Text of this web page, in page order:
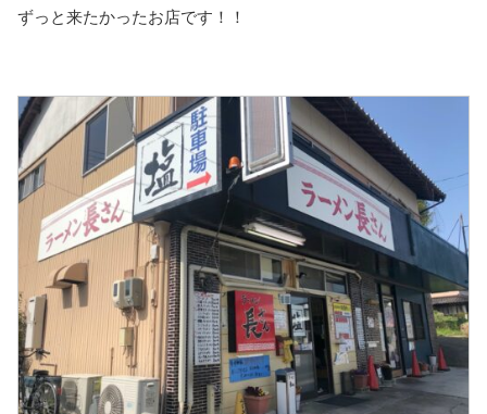
ずっと来たかったお店です！！